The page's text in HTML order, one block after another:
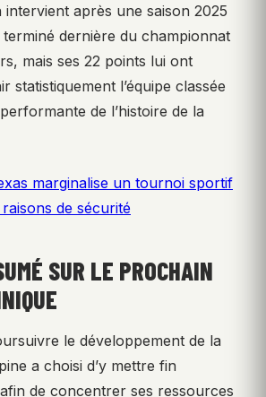
intervient après une saison 2025
dernière du championnat
mais ses 22 points lui ont
statistiquement l’équipe classée
de l’histoire de la
marginalise un tournoi sportif
de sécurité
SUR LE PROCHAIN
le développement de la
a choisi d’y mettre fin
de concentrer ses ressources